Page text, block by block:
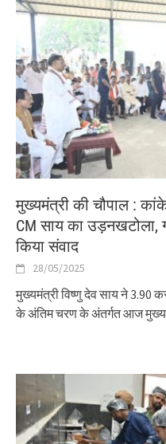
मुख्यमंत्री की चौपाल :
CM साय का उड़नखटोला,
किया संवाद
28/05/2025
मुख्यमंत्री विष्णु देव साय ने 3.90
के अंतिम चरण के अंतर्गत आज